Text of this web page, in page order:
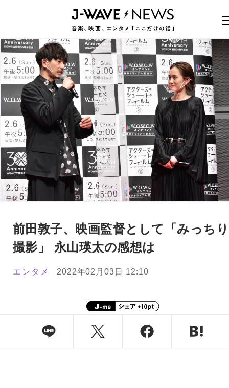
前田敦子、映画監督として「みっちり
撮影」 永山瑛太の感想は
エンタメ 2022年02月03日 12:10